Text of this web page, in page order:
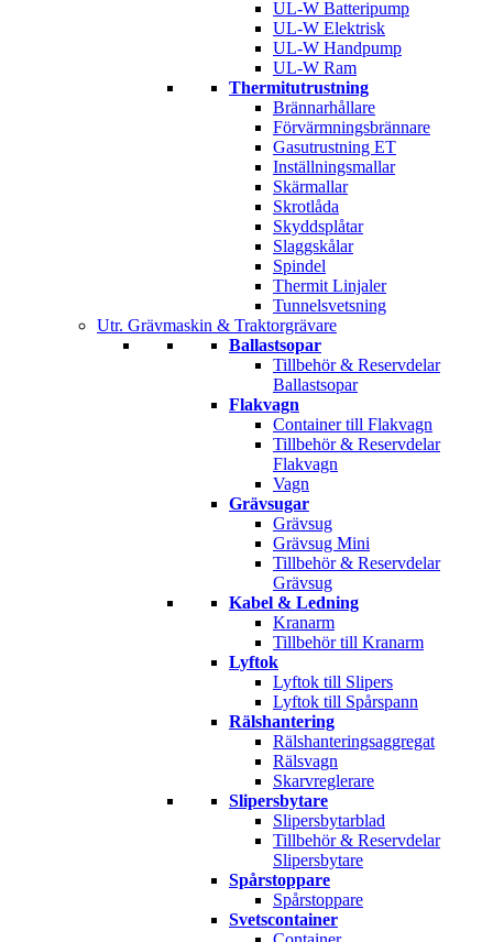
UL-W Batteripump
UL-W Elektrisk
UL-W Handpump
UL-W Ram
Thermitutrustning
Brännarhållare
Förvärmningsbrännare
Gasutrustning ET
Inställningsmallar
Skärmallar
Skrotlåda
Skyddsplåtar
Slaggskålar
Spindel
Thermit Linjaler
Tunnelsvetsning
Utr. Grävmaskin & Traktorgrävare
Ballastsopar
Tillbehör & Reservdelar
Ballastsopar
Flakvagn
Container till Flakvagn
Tillbehör & Reservdelar
Flakvagn
Vagn
Grävsugar
Grävsug
Grävsug Mini
Tillbehör & Reservdelar
Grävsug
Kabel & Ledning
Kranarm
Tillbehör till Kranarm
Lyftok
Lyftok till Slipers
Lyftok till Spårspann
Rälshantering
Rälshanteringsaggregat
Rälsvagn
Skarvreglerare
Slipersbytare
Slipersbytarblad
Tillbehör & Reservdelar
Slipersbytare
Spårstoppare
Spårstoppare
Svetscontainer